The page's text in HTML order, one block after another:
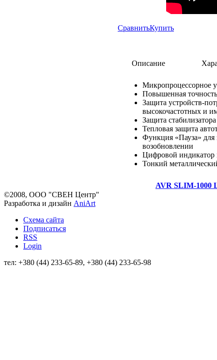
СравнитьКупить
Описание
Микропроцессорное
Повышенная
Защита устройств-
высокочастотных и
Защита
Тепловая защита
Функция «Пауза» для
возобновлении
Цифровой индикатор
Тонкий
AVR SLIM-1000
©2008, ООО "СВЕН Центр"
Разработка и дизайн AniArt
Схема сайта
Подписаться
RSS
Login
тел: +380 (44) 233-65-89, +380 (44) 233-65-98